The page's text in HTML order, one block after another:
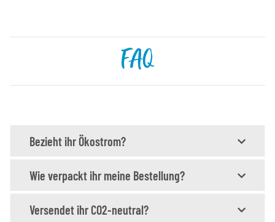
FAQ
Bezieht ihr Ökostrom?
Wie verpackt ihr meine Bestellung?
Versendet ihr CO2-neutral?